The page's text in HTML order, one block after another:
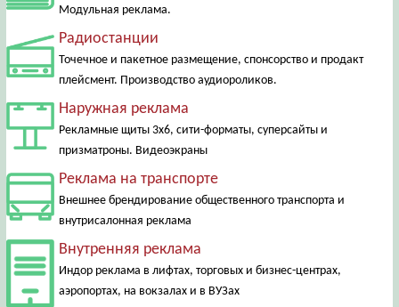
Модульная реклама.
Радиостанции
Точечное и пакетное размещение, спонсорство и продакт
плейсмент. Производство аудиороликов.
Наружная реклама
Рекламные щиты 3х6, сити-форматы, суперсайты и
призматроны. Видеоэкраны
Реклама на транспорте
Внешнее брендирование общественного транспорта и
внутрисалонная реклама
Внутренняя реклама
Индор реклама в лифтах, торговых и бизнес-центрах,
аэропортах, на вокзалах и в ВУЗах